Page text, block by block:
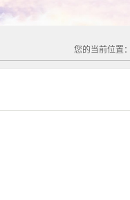
您的当前位置：